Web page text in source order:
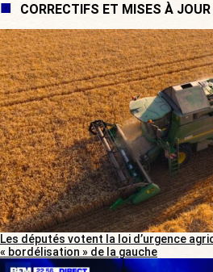
CORRECTIFS ET MISES À JOUR
Les députés votent la loi d’urgence
« bordélisation » de la gauche